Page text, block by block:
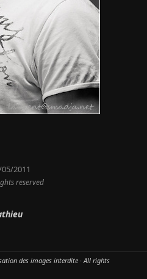
2011
reserved
des images interdite · All rights